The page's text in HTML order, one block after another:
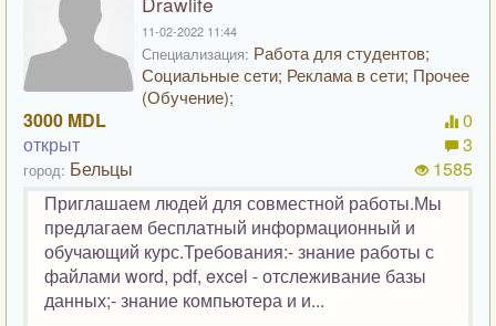
11-02-2022 11:44
Специализация: Работа для студентов;
Социальные сети; Реклама в сети; Прочее
(Обучение);
3000 MDL
открыт
город: Бельцы
0
3
1585
Приглашаем людей для совместной работы.Мы
предлагаем бесплатный информационный и
обучающий курс.Требования:- знание работы с
файлами word, pdf, excel - отслеживание базы
данных;- знание компьютера и и...